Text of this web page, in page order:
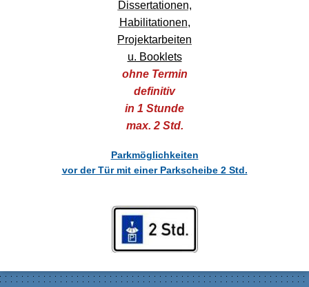
Dissertationen,
Habilitationen,
Projektarbeiten
u. Booklets
ohne Termin
definitiv
in 1 Stunde
max. 2 Std.
Parkmöglichkeiten
vor der Tür mit einer Parkscheibe 2 Std.